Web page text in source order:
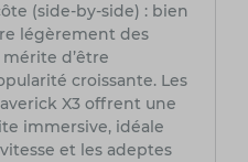
(side-by-side) : bien
légèrement des
d’être
croissante. Les
X3 offrent une
immersive, idéale
et les adeptes